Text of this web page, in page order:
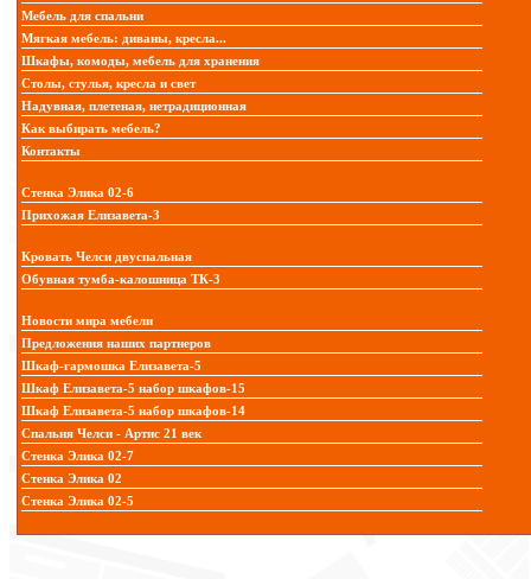
Мебель для спальни
Мягкая мебель: диваны, кресла...
Шкафы, комоды, мебель для хранения
Столы, стулья, кресла и свет
Надувная, плетеная, нетрадиционная
Как выбирать мебель?
Контакты
Стенка Элика 02-6
Прихожая Елизавета-3
Кровать Челси двуспальная
Обувная тумба-калошница ТК-3
Новости мира мебели
Предложения наших партнеров
Шкаф-гармошка Елизавета-5
Шкаф Елизавета-5 набор шкафов-15
Шкаф Елизавета-5 набор шкафов-14
Спальня Челси - Артис 21 век
Стенка Элика 02-7
Стенка Элика 02
Стенка Элика 02-5